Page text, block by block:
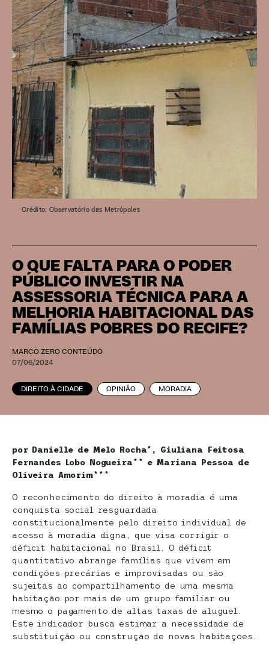
O QUE FALTA PARA O PODER
PÚBLICO INVESTIR NA
ASSESSORIA TÉCNICA PARA A
MELHORIA HABITACIONAL DAS
FAMÍLIAS POBRES DO RECIFE?
MARCO ZERO CONTEÚDO
07/06/2024
DIREITO À CIDADE OPINIÃO MORADIA
Crédito: Observatório das Metrópoles
por Danielle de Melo Rocha*, Giuliana Feitosa
Fernandes Lobo Nogueira** e Mariana Pessoa de
Oliveira Amorim***
O reconhecimento do direito à moradia é uma
conquista social resguardada
constitucionalmente pelo direito individual de
acesso à moradia digna, que visa corrigir o
déficit habitacional no Brasil. O déficit
quantitativo abrange famílias que vivem em
condições precárias e improvisadas ou são
sujeitas ao compartilhamento de uma mesma
habitação por mais de um grupo familiar ou
mesmo o pagamento de altas taxas de aluguel.
Este indicador busca estimar a necessidade de
substituição ou construção de novas habitações.